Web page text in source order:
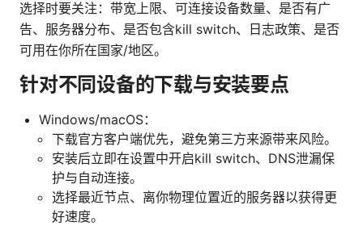
选择时要关注：带宽上限、可连接设备数量、是否有广
告、服务器分布、是否包含kill switch、日志政策、是否
可用在你所在国家/地区。
针对不同设备的下载与安装要点
Windows/macOS：
下载官方客户端优先，避免第三方来源带来风险。
安装后立即在设置中开启kill switch、DNS泄漏保
护与自动连接。
选择最近节点、离你物理位置近的服务器以获得更
好速度。